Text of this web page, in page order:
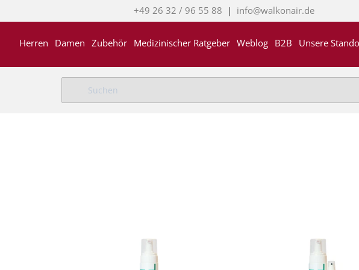
+49 26 32 / 96 55 88 | info@walkonair.de
Herren Damen Zubehör Medizinischer Ratgeber Weblog B2B Unsere